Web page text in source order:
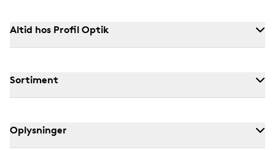
Altid hos Profil Optik
Sortiment
Oplysninger